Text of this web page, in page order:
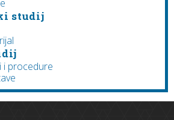
studij
i procedure